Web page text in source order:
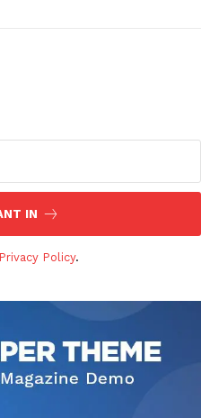
IN
Privacy Policy.